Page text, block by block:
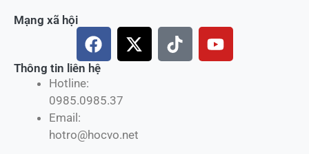
Hotline:
0985.0985.37
Email:
hotro@hocvo.net
Mạng xã hội
F
a
c
b
o
X
-
t
T
i
Y
o
Thông tin liên hệ